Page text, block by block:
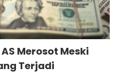
Merosot Meski
Terjadi